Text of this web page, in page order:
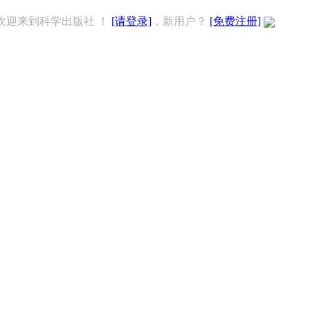
迎来到科学出版社 ！ [请登录] ，新用户？ [免费注册]